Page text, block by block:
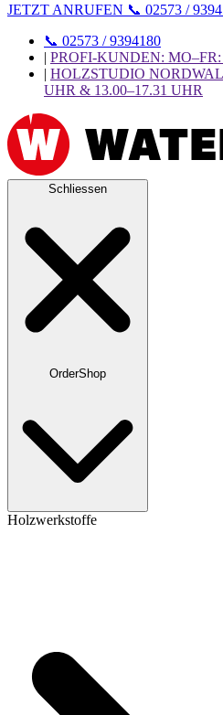
JETZT ANRUFEN 📞 02573 /
📞 02573 / 9394180
| PROFI-KUNDEN: MO–FR:
| HOLZSTUDIO
UHR & 13.00–17.31 UHR
Schliessen
OrderShop
Holzwerkstoffe